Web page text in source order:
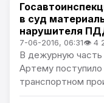
Происшествия
в суд
нарушителя
7-06-2016, 06:31👁 4
В дежурную
Артему
транспортном